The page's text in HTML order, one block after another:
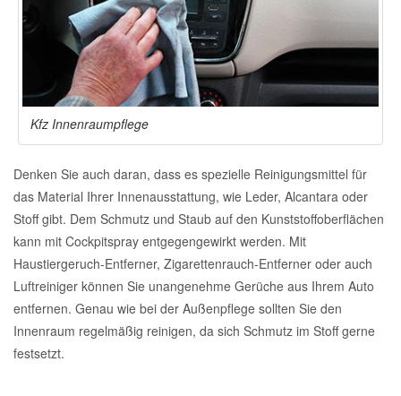
Kfz Innenraumpflege
Denken Sie auch daran, dass es spezielle Reinigungsmittel für
das Material Ihrer Innenausstattung, wie Leder, Alcantara oder
Stoff gibt. Dem Schmutz und Staub auf den Kunststoffoberflächen
kann mit Cockpitspray entgegengewirkt werden. Mit
Haustiergeruch-Entferner, Zigarettenrauch-Entferner oder auch
Luftreiniger können Sie unangenehme Gerüche aus Ihrem Auto
entfernen. Genau wie bei der Außenpflege sollten Sie den
Innenraum regelmäßig reinigen, da sich Schmutz im Stoff gerne
festsetzt.